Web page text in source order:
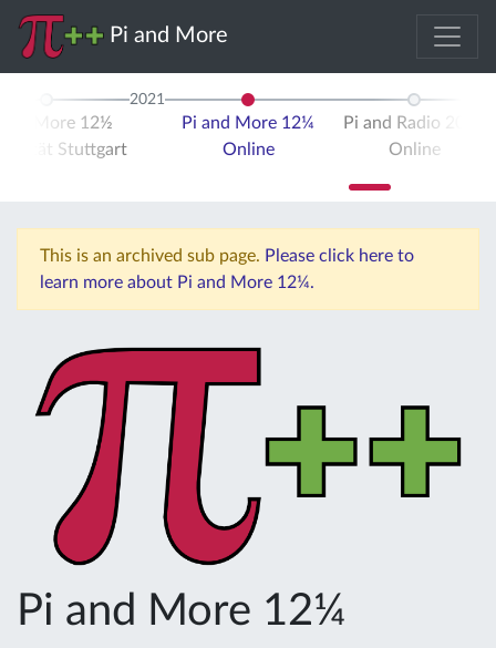
Pi and More
More 12½
Stuttgart
2021
Pi and More 12¼
Online
Pi and Radio 2021
Online
This is an archived sub page. Please click here to
learn more about Pi and More 12¼.
Pi and More 12¼